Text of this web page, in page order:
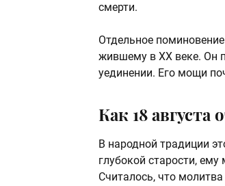
смерти.
Отдельное
жившему в XX веке. Он
уединении. Его мощи
Как 18 августа
В народной традиции
глубокой старости,
Считалось, что молитва